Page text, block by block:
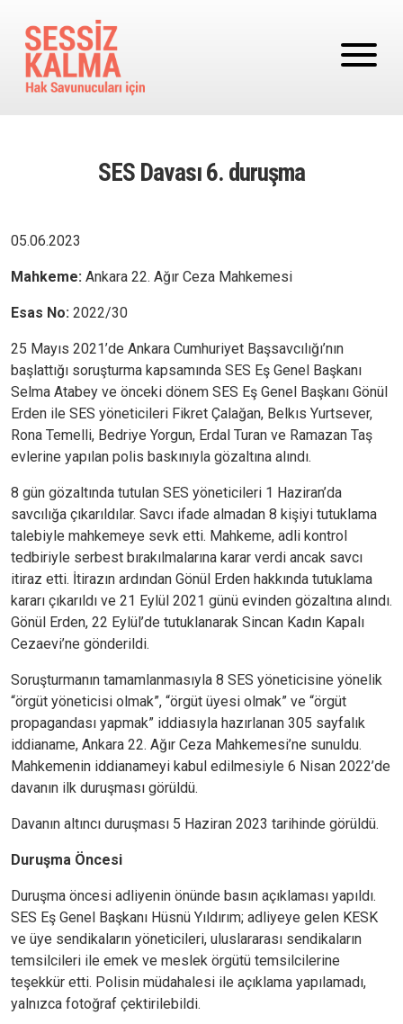
SES Davası 6. duruşma
05.06.2023
Mahkeme: Ankara 22. Ağır Ceza Mahkemesi
Esas No: 2022/30
25 Mayıs 2021’de Ankara Cumhuriyet Başsavcılığı’nın
başlattığı soruşturma kapsamında SES Eş Genel Başkanı
Selma Atabey ve önceki dönem SES Eş Genel Başkanı Gönül
Erden ile SES yöneticileri Fikret Çalağan, Belkıs Yurtsever,
Rona Temelli, Bedriye Yorgun, Erdal Turan ve Ramazan Taş
evlerine yapılan polis baskınıyla gözaltına alındı.
8 gün gözaltında tutulan SES yöneticileri 1 Haziran’da
savcılığa çıkarıldılar. Savcı ifade almadan 8 kişiyi tutuklama
talebiyle mahkemeye sevk etti. Mahkeme, adli kontrol
tedbiriyle serbest bırakılmalarına karar verdi ancak savcı
itiraz etti. İtirazın ardından Gönül Erden hakkında tutuklama
kararı çıkarıldı ve 21 Eylül 2021 günü evinden gözaltına alındı.
Gönül Erden, 22 Eylül’de tutuklanarak Sincan Kadın Kapalı
Cezaevi’ne gönderildi.
Soruşturmanın tamamlanmasıyla 8 SES yöneticisine yönelik
“örgüt yöneticisi olmak”, “örgüt üyesi olmak” ve “örgüt
propagandası yapmak” iddiasıyla hazırlanan 305 sayfalık
iddianame, Ankara 22. Ağır Ceza Mahkemesi’ne sunuldu.
Mahkemenin iddianameyi kabul edilmesiyle 6 Nisan 2022’de
davanın ilk duruşması görüldü.
Davanın altıncı duruşması 5 Haziran 2023 tarihinde görüldü.
Duruşma Öncesi
Duruşma öncesi adliyenin önünde basın açıklaması yapıldı.
SES Eş Genel Başkanı Hüsnü Yıldırım; adliyeye gelen KESK
ve üye sendikaların yöneticileri, uluslararası sendikaların
temsilcileri ile emek ve meslek örgütü temsilcilerine
teşekkür etti. Polisin müdahalesi ile açıklama yapılamadı,
yalnızca fotoğraf çektirilebildi.